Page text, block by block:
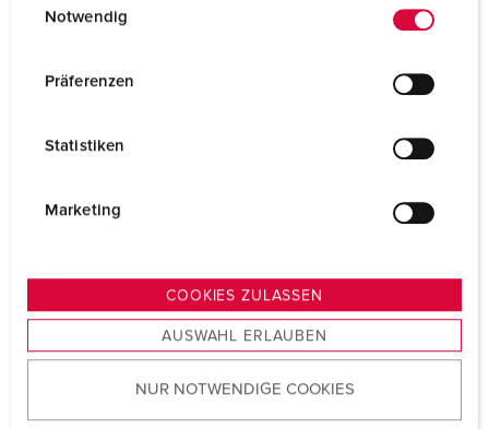
s
u
w
Notwendig
Präferenzen
Statistiken
Marketing
COOKIES ZULASSEN
AUSWAHL ERLAUBEN
NUR NOTWENDIGE COOKIES